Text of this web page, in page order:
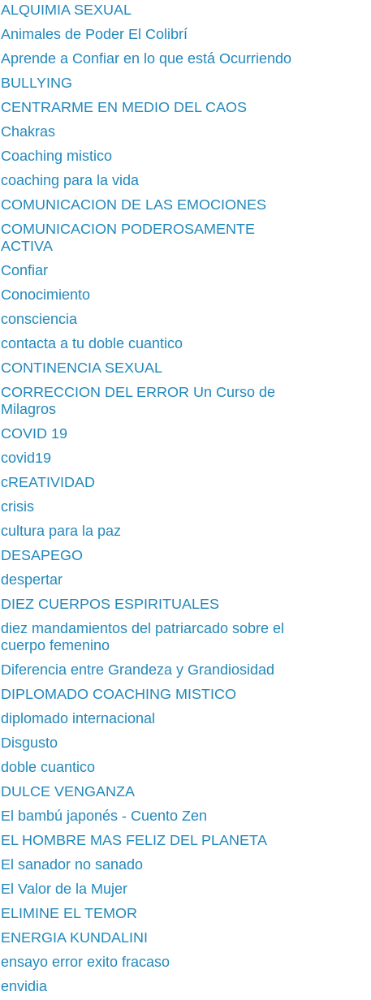
ALQUIMIA SEXUAL
Animales de Poder El Colibrí
Aprende a Confiar en lo que está Ocurriendo
BULLYING
CENTRARME EN MEDIO DEL CAOS
Chakras
Coaching mistico
coaching para la vida
COMUNICACION DE LAS EMOCIONES
COMUNICACION PODEROSAMENTE
ACTIVA
Confiar
Conocimiento
consciencia
contacta a tu doble cuantico
CONTINENCIA SEXUAL
CORRECCION DEL ERROR Un Curso de
Milagros
COVID 19
covid19
cREATIVIDAD
crisis
cultura para la paz
DESAPEGO
despertar
DIEZ CUERPOS ESPIRITUALES
diez mandamientos del patriarcado sobre el
cuerpo femenino
Diferencia entre Grandeza y Grandiosidad
DIPLOMADO COACHING MISTICO
diplomado internacional
Disgusto
doble cuantico
DULCE VENGANZA
El bambú japonés - Cuento Zen
EL HOMBRE MAS FELIZ DEL PLANETA
El sanador no sanado
El Valor de la Mujer
ELIMINE EL TEMOR
ENERGIA KUNDALINI
ensayo error exito fracaso
envidia